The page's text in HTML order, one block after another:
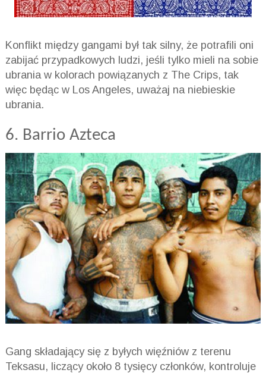
Konflikt między gangami był tak silny, że potrafili oni
zabijać przypadkowych ludzi, jeśli tylko mieli na sobie
ubrania w kolorach powiązanych z The Crips, tak
więc będąc w Los Angeles, uważaj na niebieskie
ubrania.
6. Barrio Azteca
Gang składający się z byłych więźniów z terenu
Teksasu, liczący około 8 tysięcy członków, kontroluje